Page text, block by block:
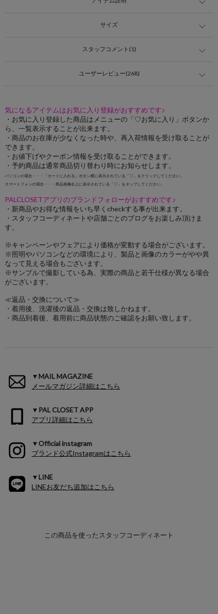
サイズ
スタッフコメント(1)
ユーザーレビュー(268)
気になるアイテムはお気に入り登録がおすすめです♪
・お気に入り登録した商品はメニューの「♡お気に入り」ボタンか
ら、一覧表示することが出来ます。
・商品のお在庫が少なくなった時や、再入荷情報を受け取ることが
できます。
・お値下げやクーポン情報を受け取ることができます。
・予約商品は通常商品切り替わり時にお知らせします。
パソコンの場合・・・「カートに入れる」ボタン横に表示されている「♡」をクリックしてください。
スマートフォンの場合・・・商品画像右上に表示されている「♡」をタップしてください。
PALCLOSETアプリのブランドフォローがおすすめです♪
・新商品やお得な情報をいち早くcheckする事が出来ます。
・スタッフコーディネートや店舗ごとのブログをお楽しみ頂けま
す。
※キャンペーンやフェアにより価格が変動する場合がございます。
※照明やパソコンなどの環境により、製品と画像のカラーがやや異
なって見える場合もございます。
※サンプルで撮影している為、実際の商品と若干仕様が異なる場合
がございます。
≪返品・交換について≫
・着用後、洗濯後の返品・交換は致しかねます。
・商品到着後、着用前に商品状態のご確認をお願い致します。
▼MAIL MAGAZINE
メールマガジン詳細はこちら
▼PAL CLOSET APP
アプリ詳細はこちら
▼Official instagram
ブランド公式Instagramはこちら
▼LINE
LINEお友だち追加はこちら